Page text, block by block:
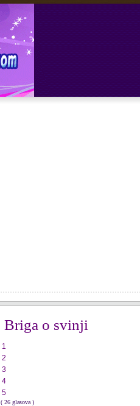
Briga o svinji
1
2
3
4
5
( 26 glasova )